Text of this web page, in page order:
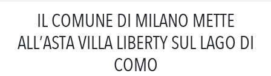
IL COMUNE DI MILANO METTE
ALL’ASTA VILLA LIBERTY SUL LAGO DI
COMO